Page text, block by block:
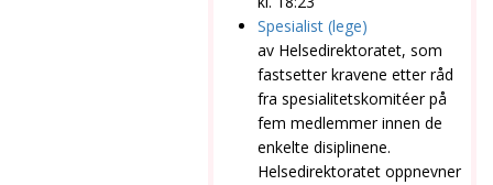
Spesialist (lege)
av Helsedirektoratet, som
fastsetter kravene etter råd
fra spesialitetskomitéer på
fem medlemmer innen de
enkelte disiplinene.
Helsedirektoratet oppnevner